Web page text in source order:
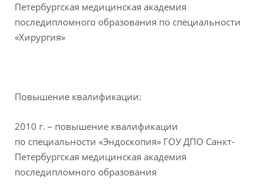
Петербургская медицинская академия
последипломного образования по специальности
«Хирургия»
Повышение квалификации:
2010 г. – повышение квалификации
по специальности «Эндоскопия» ГОУ ДПО Санкт-
Петербургская медицинская академия
последипломного образования